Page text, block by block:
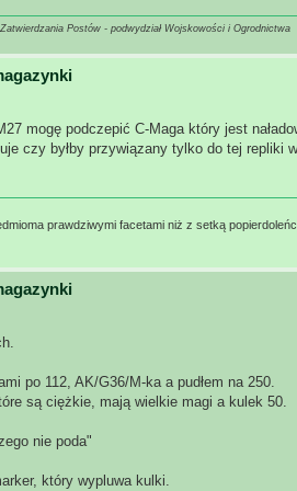
Postów - podwydział Wojskowości i Ogrodnictwa
mogę podczepić C-Maga który jest
czy byłby przywiązany tylko do tej repliki
prawdziwymi facetami niż z setką
po 112, AK/G36/M-ka a pudłem na 250.
są ciężkie, mają wielkie magi a kulek 50.
nie poda"
który wypluwa kulki.